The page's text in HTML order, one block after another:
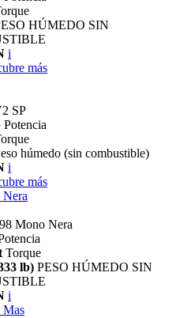
HÚMEDO SIN
i
más
SP
Potencia
húmedo (sin combustible)
i
más
Mono Nera
Torque
lb) PESO HÚMEDO SIN
i
Mas